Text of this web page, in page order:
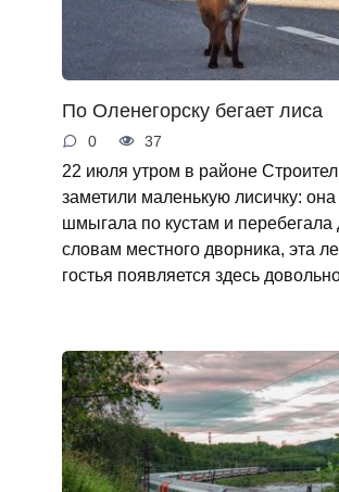
По Оленегорску бегает лиса
0 37
22 июля утром в районе
заметили маленькую лисичку: она
шмыгала по кустам и перебегала
словам местного дворника, эта
гостья появляется здесь